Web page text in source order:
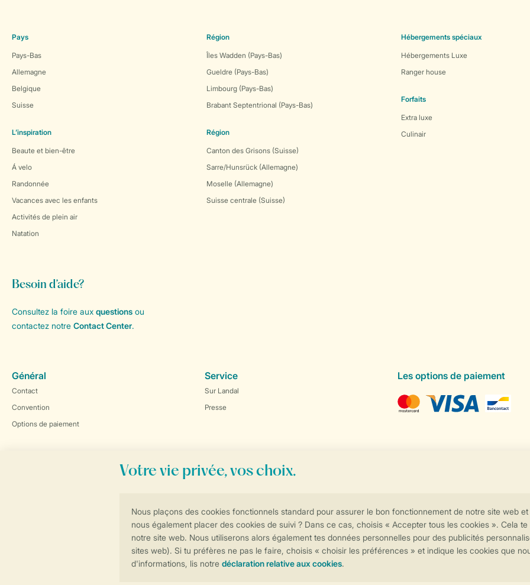
Contrôle de votre vie privée
Pays
Pays-Bas
Allemagne
Belgique
Suisse
L’inspiration
Beaute et bien-être
Á velo
Randonnée
Vacances avec les enfants
Activités de plein air
Natation
Région
Îles Wadden (Pays-Bas)
Gueldre (Pays-Bas)
Limbourg (Pays-Bas)
Brabant Septentrional (Pays-Bas)
Région
Canton des Grisons (Suisse)
Sarre/Hunsrück (Allemagne)
Moselle (Allemagne)
Suisse centrale (Suisse)
Hébergements spéciaux
Hébergements Luxe
Ranger house
Forfaits
Extra luxe
Culinair
Besoin d’aide?
Consultez la foire aux questions ou
contactez notre Contact Center.
Général
Contact
Convention
Options de paiement
Service
Sur Landal
Presse
Les options de paiement